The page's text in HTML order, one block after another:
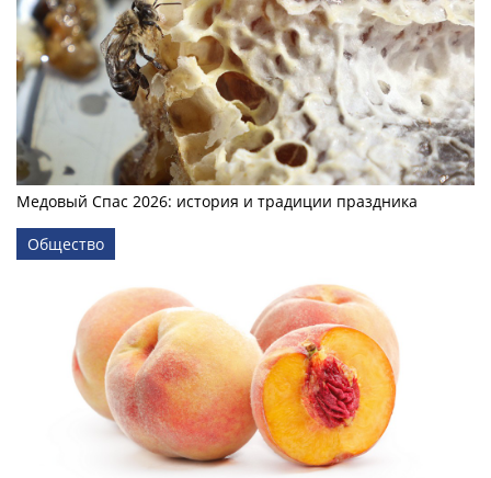
Медовый Спас 2026: история и традиции праздника
Общество